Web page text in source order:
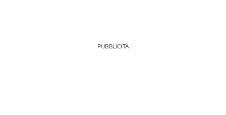
PUBBLICITÀ